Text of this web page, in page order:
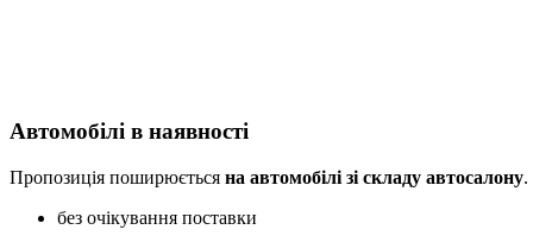
Автомобілі в наявності
Пропозиція поширюється на автомобілі зі складу автосалону.
без очікування поставки